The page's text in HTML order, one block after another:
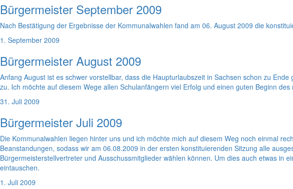
Bürgermeister September 2009
Nach Bestätigung der Ergebnisse der Kommunalwahlen fand am 06. August 2009 die
1. September 2009
Bürgermeister August 2009
Anfang August ist es schwer vorstellbar, dass die Haupturlaubszeit in Sachsen schon zu
zu. Ich möchte auf diesem Wege allen Schulanfängern viel Erfolg und einen guten Beginn
31. Juli 2009
Bürgermeister Juli 2009
Die Kommunalwahlen liegen hinter uns und ich möchte mich auf diesem Weg noch einmal
Beanstandungen, sodass wir am 06.08.2009 in der ersten konstituierenden Sitzung alle
Bürgermeisterstellvertreter und Ausschussmitglieder wählen können. Um dies auch etwas
eintauschen.
1. Juli 2009